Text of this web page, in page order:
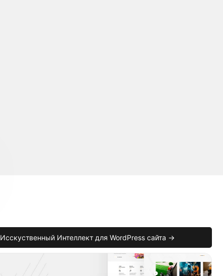
Исскуственный Интеллект для WordPress сайта →